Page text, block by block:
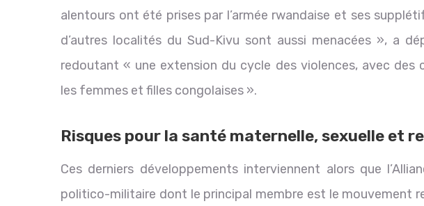
alentours ont été prises par l’armée rwandaise et ses
d’autres localités du Sud-Kivu sont aussi menacées », a
redoutant « une extension du cycle des violences, avec des
les femmes et filles congolaises ».
Risques pour la santé maternelle, sexuelle et
Ces derniers développements interviennent alors que
politico-militaire dont le principal membre est le mouvement